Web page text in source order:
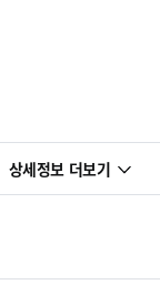
상세정보 더보기